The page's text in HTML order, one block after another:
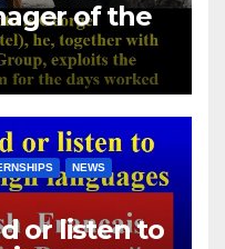
of the
together
Koullias
the
paying
worked
NEWS
or listen to